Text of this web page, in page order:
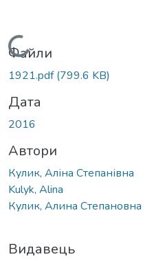
Вантажиться...
Файли
1921.pdf(799.6 KB)
Дата
2016
Автори
Кулик, Аліна Степанівна
Kulyk, Alina
Кулик, Алина Степановна
Видавець